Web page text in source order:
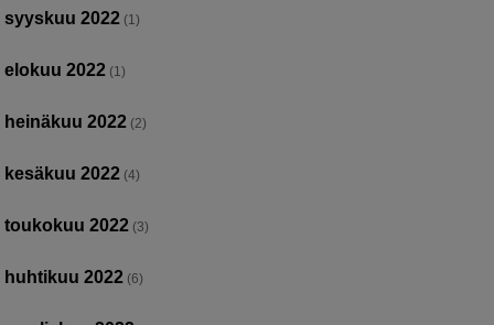
syyskuu 2022 (1)
elokuu 2022 (1)
heinäkuu 2022 (2)
kesäkuu 2022 (4)
toukokuu 2022 (3)
huhtikuu 2022 (6)